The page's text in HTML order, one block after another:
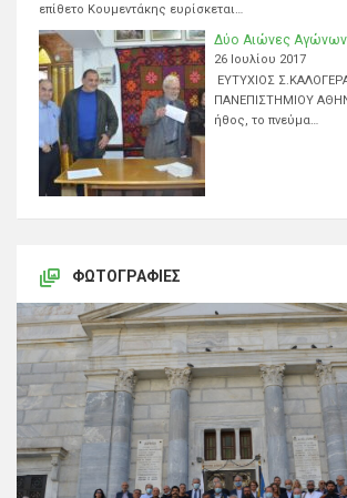
επίθετο Κουμεντάκης ευρίσκεται…
Δύο Αιώνες Αγώνων
26 Ιουλίου 2017
ΕΥΤΥΧΙΟΣ
ΠΑΝΕΠΙΣΤΗΜΙΟΥ
ήθος, το πνεύμα…
ΦΩΤΟΓΡΑΦΊΕΣ